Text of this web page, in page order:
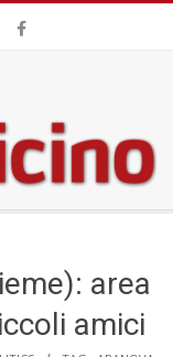
area
amici